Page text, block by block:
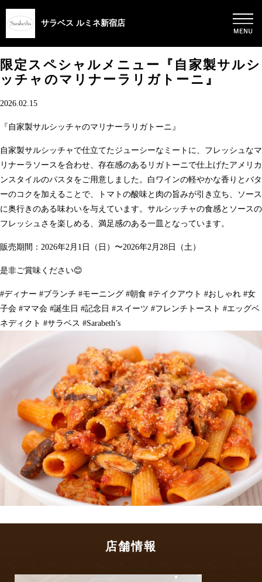
サラベス ルミネ新宿店
限定スペシャルメニュー『自家製サルシ
ッチャのマリナーラリガトーニ』
2026.02.15
『自家製サルシッチャのマリナーラリガトーニ』
自家製サルシッチャで仕立てたジューシーなミートに、フレッシュなマ
リナーラソースを合わせ、存在感のあるリガトーニで仕上げたアメリカ
ンスタイルのパスタをご用意しました。白ワインの軽やかな香りとバタ
ーのコクを加えることで、トマトの酸味と肉の旨みが引き立ち、ソース
に奥行きのある味わいを与えています。サルシッチャの食感とソースの
フレッシュさを楽しめる、満足感のある一皿となっています。
販売期間：2026年2月1日（日）〜2026年2月28日（土）
是非ご賞味ください😊
#ディナー #ブランチ #モーニング #朝食 #テイクアウト #おしゃれ #女
子会 #ママ会 #誕生日 #記念日 #スイーツ #フレンチトースト #エッグベ
ネディクト #サラベス #Sarabeth’s
店舗情報